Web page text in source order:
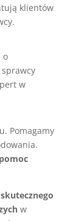
klientów
o
w
Pomagamy
w